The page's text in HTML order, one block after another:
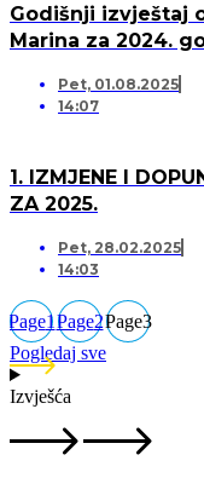
Godišnji izvještaj
Marina za 2024.
Pet, 01.08.2025
14:07
1. IZMJENE I
ZA 2025.
Pet, 28.02.2025
14:03
Page1Page2Page3
Pogledaj sve
Izvješća